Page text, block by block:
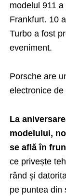
modelul 911
Frankfurt. 10
Turbo a fost
eveniment.
Porsche are
electronice
La
modelului,
se află în
ce privește
rând și
pe puntea din